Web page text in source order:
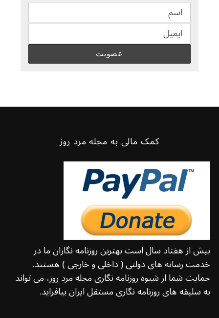
کمک مالی به مجله مرد روز
بیش از هفتاد سال است بهترین روزنامه نگاران ما در
خدمت رسانه های دولتی ( داخلی و خارجی ) هستند.
حمایت شما از شیوه روزنامه نگاری مجله مرد روز، می تواند
به سلیقه های روزنامه نگاری مستقل ایران بیافزاید.